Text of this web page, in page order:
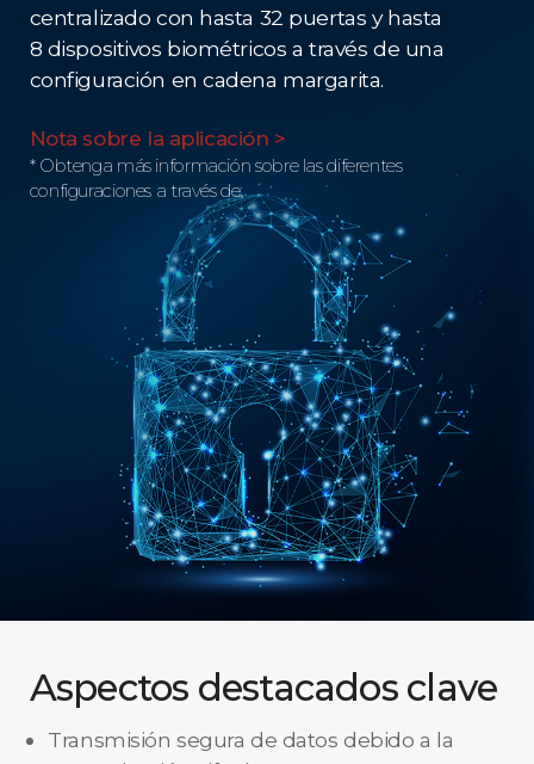
centralizado con hasta 32 puertas y hasta
8 dispositivos biométricos a través de una
configuración en cadena margarita.
Nota sobre la aplicación >
* Obtenga más información sobre las diferentes
configuraciones a través de.
Aspectos destacados clave
Transmisión segura de datos debido a la